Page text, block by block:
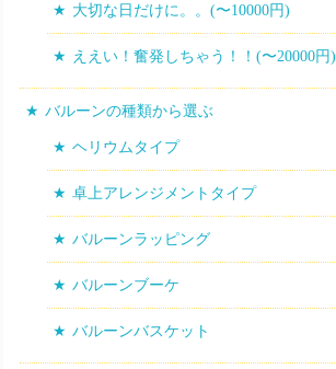
大切な日だけに。。(〜10000円)
ええい！奮発しちゃう！！(〜20000円)
バルーンの種類から選ぶ
ヘリウムタイプ
卓上アレンジメントタイプ
バルーンラッピング
バルーンブーケ
バルーンバスケット